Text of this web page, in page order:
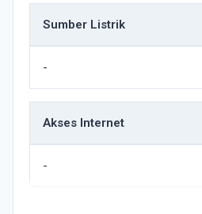
Sumber Listrik
-
Akses Internet
-